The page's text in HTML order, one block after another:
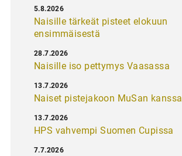
Naisille tärkeät pisteet elokuun
ensimmäisestä
5.8.2026
Naisille iso pettymys Vaasassa
28.7.2026
Naiset pistejakoon MuSan kanssa
13.7.2026
HPS vahvempi Suomen Cupissa
13.7.2026
7.7.2026